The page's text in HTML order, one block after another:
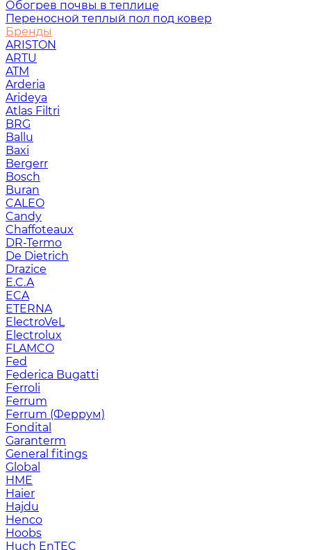
Обогрев почвы в теплице
Переносной теплый пол под ковер
Бренды
ARISTON
ARTU
ATM
Arderia
Arideya
Atlas Filtri
BRG
Ballu
Baxi
Bergerr
Bosch
Buran
CALEO
Candy
Chaffoteaux
DR-Termo
De Dietrich
Drazice
E.C.A
ECA
ETERNA
ElectroVeL
Electrolux
FLAMCO
Fed
Federica Bugatti
Ferroli
Ferrum
Ferrum (Феррум)
Fondital
Garanterm
General fitings
Global
HME
Haier
Hajdu
Henco
Hoobs
Huch EnTEC